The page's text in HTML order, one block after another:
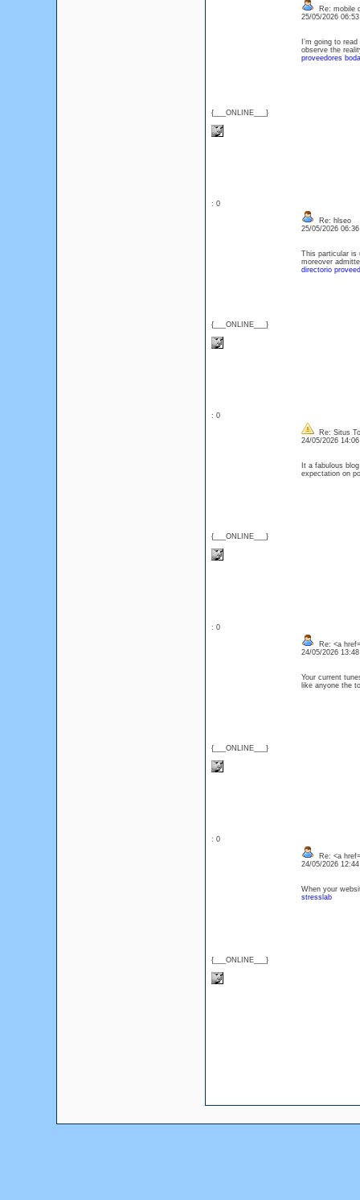
{___ONLINE___}
Re: mobile
25/05/2026
I’m going to
observe the
proveedores
: 0
{___ONLINE___}
Re: hlseo
25/05/2026
This particular is
moreover
directorio
: 0
{___ONLINE___}
Re: Situs
24/05/2026
It a fabulous
expectation on
: 0
{___ONLINE___}
Re: <a
24/05/2026
Your current
like anyone the
: 0
{___ONLINE___}
Re: <a
24/05/2026
When your
stresslab